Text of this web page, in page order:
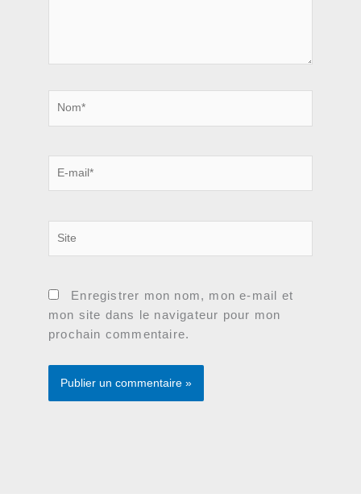
Enregistrer mon nom, mon e-mail et
mon site dans le navigateur pour mon
prochain commentaire.